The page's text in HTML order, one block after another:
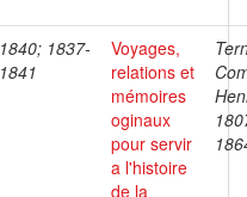
1840; 1837-
1841
Voyages,
relations et
mémoires
oginaux
pour servir
a l'histoire
de la